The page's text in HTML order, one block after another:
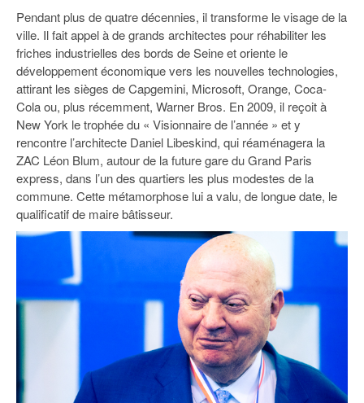
Pendant plus de quatre décennies, il transforme le visage de la
ville. Il fait appel à de grands architectes pour réhabiliter les
friches industrielles des bords de Seine et oriente le
développement économique vers les nouvelles technologies,
attirant les sièges de Capgemini, Microsoft, Orange, Coca-
Cola ou, plus récemment, Warner Bros. En 2009, il reçoit à
New York le trophée du « Visionnaire de l’année » et y
rencontre l’architecte Daniel Libeskind, qui réaménagera la
ZAC Léon Blum, autour de la future gare du Grand Paris
express, dans l’un des quartiers les plus modestes de la
commune. Cette métamorphose lui a valu, de longue date, le
qualificatif de maire bâtisseur.